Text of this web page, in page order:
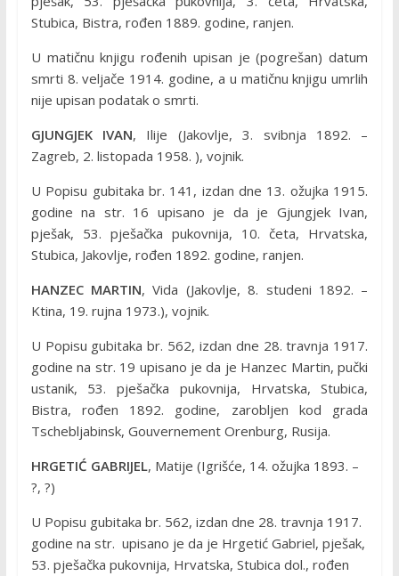
Stubica, Bistra, rođen 1889. godine, ranjen.
U matičnu knjigu rođenih upisan je (pogrešan) datum
smrti 8. veljače 1914. godine, a u matičnu knjigu umrlih
nije upisan podatak o smrti.
GJUNGJEK IVAN, Ilije (Jakovlje, 3. svibnja 1892. –
Zagreb, 2. listopada 1958. ), vojnik.
U Popisu gubitaka br. 141, izdan dne 13. ožujka 1915.
godine na str. 16 upisano je da je Gjungjek Ivan,
pješak, 53. pješačka pukovnija, 10. četa, Hrvatska,
Stubica, Jakovlje, rođen 1892. godine, ranjen.
HANZEC MARTIN, Vida (Jakovlje, 8. studeni 1892. –
Ktina, 19. rujna 1973.), vojnik.
U Popisu gubitaka br. 562, izdan dne 28. travnja 1917.
godine na str. 19 upisano je da je Hanzec Martin, pučki
ustanik, 53. pješačka pukovnija, Hrvatska, Stubica,
Bistra, rođen 1892. godine, zarobljen kod grada
Tschebljabinsk, Gouvernement Orenburg, Rusija.
HRGETIĆ GABRIJEL, Matije (Igrišće, 14. ožujka 1893. –
?, ?)
U Popisu gubitaka br. 562, izdan dne 28. travnja 1917.
godine na str. upisano je da je Hrgetić Gabriel, pješak,
53. pješačka pukovnija, Hrvatska, Stubica dol., rođen